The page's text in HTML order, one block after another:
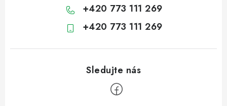
+420 773 111 269
+420 773 111 269